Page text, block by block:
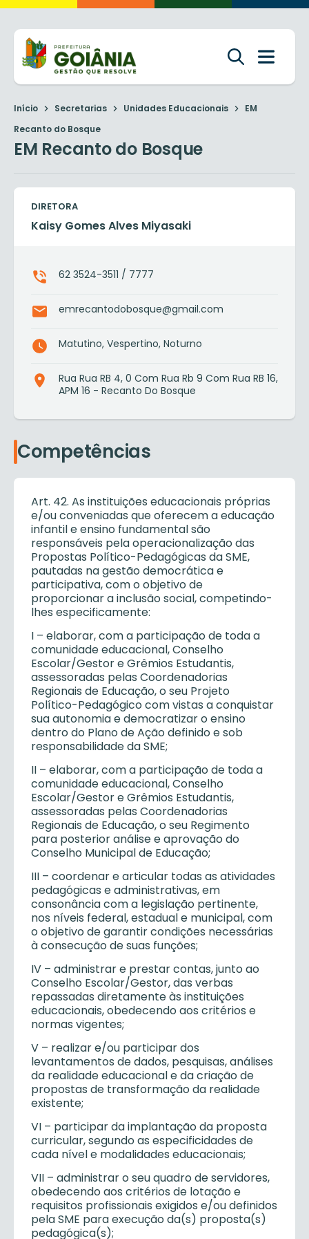
Início Secretarias Unidades Educacionais
EM
Recanto do Bosque
EM Recanto do Bosque
DIRETORA
Kaisy Gomes Alves Miyasaki
62 3524-3511 / 7777
emrecantodobosque@gmail.com
Matutino, Vespertino, Noturno
Rua Rua RB 4, 0 Com Rua Rb 9 Com Rua RB 16,
APM 16 - Recanto Do Bosque
Competências
Art. 42. As instituições educacionais próprias
e/ou conveniadas que oferecem a educação
infantil e ensino fundamental são
responsáveis pela operacionalização das
Propostas Político-Pedagógicas da SME,
pautadas na gestão democrática e
participativa, com o objetivo de
proporcionar a inclusão social, competindo-
lhes especificamente:
I – elaborar, com a participação de toda a
comunidade educacional, Conselho
Escolar/Gestor e Grêmios Estudantis,
assessoradas pelas Coordenadorias
Regionais de Educação, o seu Projeto
Político-Pedagógico com vistas a conquistar
sua autonomia e democratizar o ensino
dentro do Plano de Ação definido e sob
responsabilidade da SME;
II – elaborar, com a participação de toda a
comunidade educacional, Conselho
Escolar/Gestor e Grêmios Estudantis,
assessoradas pelas Coordenadorias
Regionais de Educação, o seu Regimento
para posterior análise e aprovação do
Conselho Municipal de Educação;
III – coordenar e articular todas as atividades
pedagógicas e administrativas, em
consonância com a legislação pertinente,
nos níveis federal, estadual e municipal, com
o objetivo de garantir condições necessárias
à consecução de suas funções;
IV – administrar e prestar contas, junto ao
Conselho Escolar/Gestor, das verbas
repassadas diretamente às instituições
educacionais, obedecendo aos critérios e
normas vigentes;
V – realizar e/ou participar dos
levantamentos de dados, pesquisas, análises
da realidade educacional e da criação de
propostas de transformação da realidade
existente;
VI – participar da implantação da proposta
curricular, segundo as especificidades de
cada nível e modalidades educacionais;
VII – administrar o seu quadro de servidores,
obedecendo aos critérios de lotação e
requisitos profissionais exigidos e/ou definidos
pela SME para execução da(s) proposta(s)
pedagógica(s);